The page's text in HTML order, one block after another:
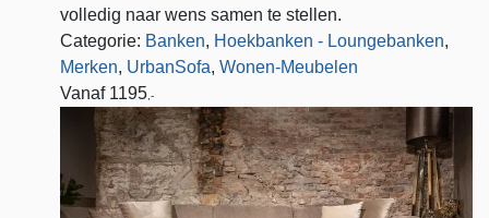
volledig naar wens samen te stellen.
Categorie: Banken, Hoekbanken - Loungebanken,
Merken, UrbanSofa, Wonen-Meubelen
Vanaf 1195,-